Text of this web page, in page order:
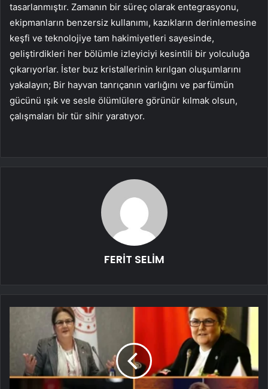
tasarlanmıştır. Zamanın bir süreç olarak entegrasyonu,
ekipmanların benzersiz kullanımı, kazıkların derinlemesine
keşfi ve teknolojiye tam hakimiyetleri sayesinde,
geliştirdikleri her bölümle izleyiciyi kesintili bir yolculuğa
çıkarıyorlar. İster buz kristallerinin kırılgan oluşumlarını
yakalayın; Bir hayvan tanrıçanın varlığını ve parfümün
gücünü ışık ve sesle ölümlülere görünür kılmak olsun,
çalışmaları bir tür sihir yaratıyor.
FERİT SELİM